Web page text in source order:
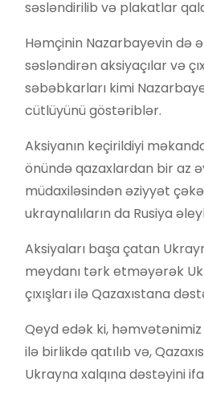
səsləndirilib və plakatlar
Həmçinin Nazarbayevin də
səsləndirən aksiyaçılar və
səbəbkarları kimi
cütlüyünü göstəriblər.
Aksiyanın keçirildiyi
önündə qazaxlardan bir az
müdaxiləsindən əziyyət
ukraynalıların da Rusiya
Aksiyaları başa çatan
meydanı tərk etməyərək
çıxışları ilə Qazaxıstana
Qeyd edək ki, həmvətənimiz
ilə birlikdə qatılıb və,
Ukrayna xalqına dəstəyini